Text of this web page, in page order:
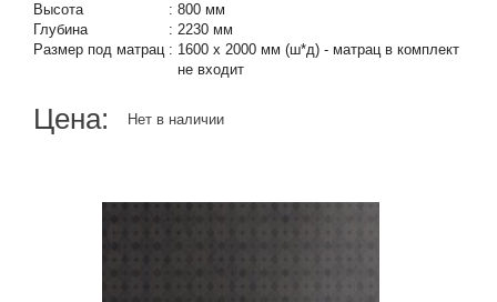
Высота
: 800 мм
Глубина
: 2230 мм
Размер под матрац: 1600 х 2000 мм (ш*д) - матрац в комплект
не входит
Цена: Нет в наличии